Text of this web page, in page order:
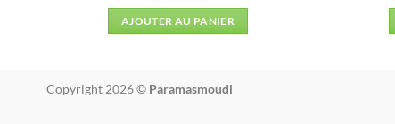
AJOUTER AU PANIER
Copyright 2026 © Paramasmoudi